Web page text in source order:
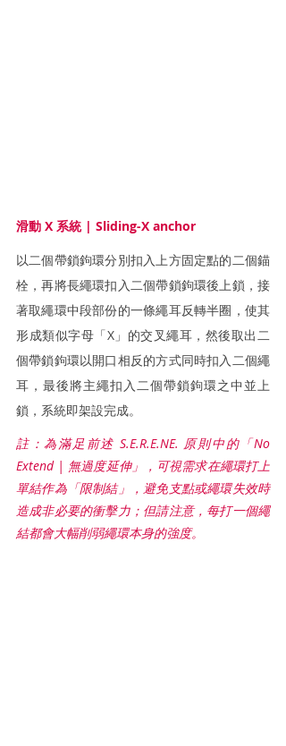
滑動 X 系統 | Sliding-X anchor
以二個帶鎖鉤環分別扣入上方固定點的二個錨
栓，再將長繩環扣入二個帶鎖鉤環後上鎖，接
著取繩環中段部份的一條繩耳反轉半圈，使其
形成類似字母「X」的交叉繩耳，然後取出二
個帶鎖鉤環以開口相反的方式同時扣入二個繩
耳，最後將主繩扣入二個帶鎖鉤環之中並上
鎖，系統即架設完成。
註：為滿足前述 S.E.R.E.NE. 原則中的「No
Extend | 無過度延伸」，可視需求在繩環打上
單結作為「限制結」，避免支點或繩環失效時
造成非必要的衝擊力；但請注意，每打一個繩
結都會大幅削弱繩環本身的強度。